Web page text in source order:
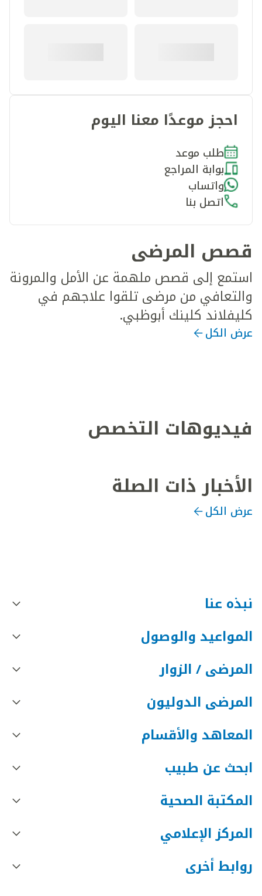
احجز موعدًا معنا اليوم
طلب موعد
بوابة المراجع
واتساب
اتصل بنا
قصص المرضى
استمع إلى قصص ملهمة عن الأمل والمرونة
والتعافي من مرضى تلقوا علاجهم في
كليفلاند كلينك أبوظبي.
عرض الكل
فيديوهات التخصص
الأخبار ذات الصلة
عرض الكل
نبذه عنا
المواعيد والوصول
المرضى / الزوار
المرضى الدوليون
المعاهد والأقسام
ابحث عن طبيب
المكتبة الصحية
المركز الإعلامي
روابط أخرى